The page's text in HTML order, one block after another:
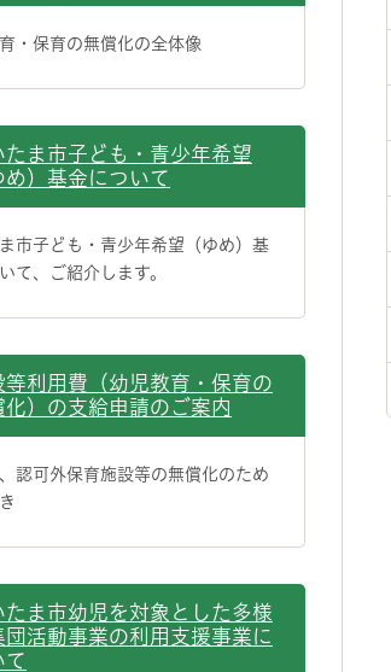
・保育の無償化の全体像
たま市子ども・青少年希望
め）基金について
市子ども・青少年希望（ゆめ）基
て、ご紹介します。
等利用費（幼児教育・保育の
化）の支給申請のご案内
認可外保育施設等の無償化のため
たま市幼児を対象とした多様
団活動事業の利用支援事業に
て